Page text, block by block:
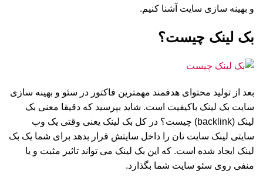
و بهینه سازی سایت آشنا کنیم.
بک لینک چیست؟
بعد از تولید محتوای هدفمند مهمترین فاکتور در سئو و بهینه سازی
سایت بک لینک باکیفیت است. شاید بپرسید که دقیقا معنی بک
لینک (backlink) چیست؟ در کل بک لینک یعنی وقتی یک وب
سایتی لینک سایت تان را داخل سایتش قرار بدهد برای شما یک بک
لینک ایجاد شده است. که این بک لینک می تواند تاثیر مثبت و یا
منفی روی سئو سایت شما بگذارد.